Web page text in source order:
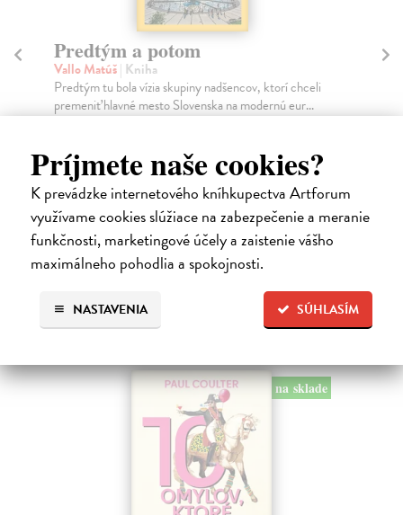
Príjmete naše cookies?
K prevádzke internetového kníhkupectva Artforum
využívame cookies slúžiace na zabezpečenie a meranie
funkčnosti, marketingové účely a zaistenie vášho
maximálneho pohodlia a spokojnosti.
SÚHLASÍM
NASTAVENIA
Predtým a potom
Vallo Matúš| Kniha
Predtým tu bola vízia skupiny nadšencov, ktorí chceli
premeniť hlavné mesto Slovenska na modernú eur...
18,55 €
19,95 € ?
Ďalšie z kategórie svetové dejiny
na sklade